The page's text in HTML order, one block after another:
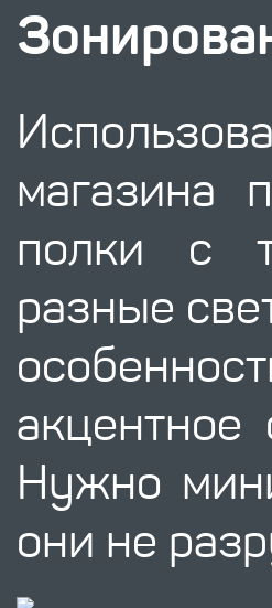
магазина
полки с
разные
Нужно
они не